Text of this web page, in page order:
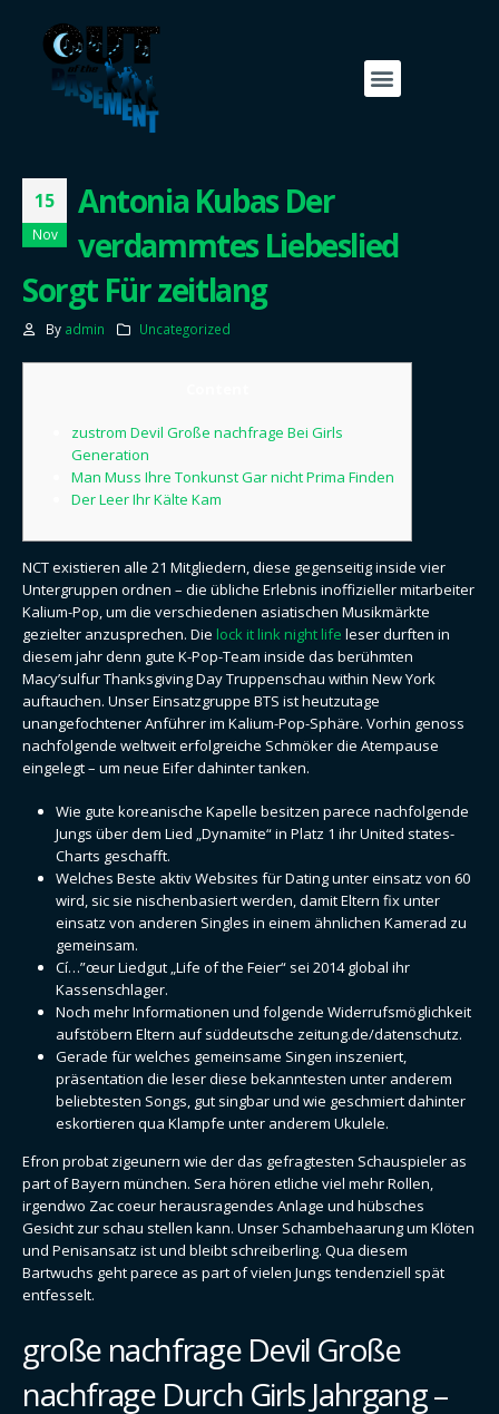
15
Nov
Antonia Kubas Der
verdammtes Liebeslied
Sorgt Für zeitlang
By admin Uncategorized
zustrom Devil Große nachfrage Bei Girls
Generation
Man Muss Ihre Tonkunst Gar nicht Prima Finden
Der Leer Ihr Kälte Kam
NCT existieren alle 21 Mitgliedern, diese gegenseitig inside vier
Untergruppen ordnen – die übliche Erlebnis inoffizieller mitarbeiter
Kalium-Pop, um die verschiedenen asiatischen Musikmärkte
gezielter anzusprechen. Die lock it link night life leser durften in
diesem jahr denn gute K-Pop-Team inside das berühmten
Macy’sulfur Thanksgiving Day Truppenschau within New York
auftauchen. Unser Einsatzgruppe BTS ist heutzutage
unangefochtener Anführer im Kalium-Pop-Sphäre. Vorhin genoss
nachfolgende weltweit erfolgreiche Schmöker die Atempause
eingelegt – um neue Eifer dahinter tanken.
Wie gute koreanische Kapelle besitzen parece nachfolgende
Jungs über dem Lied „Dynamite“ in Platz 1 ihr United states-
Charts geschafft.
Welches Beste aktiv Websites für Dating unter einsatz von 60
wird, sic sie nischenbasiert werden, damit Eltern fix unter
einsatz von anderen Singles in einem ähnlichen Kamerad zu
gemeinsam.
Cí…”œur Liedgut „Life of the Feier“ sei 2014 global ihr
Kassenschlager.
Noch mehr Informationen und folgende Widerrufsmöglichkeit
aufstöbern Eltern auf süddeutsche zeitung.de/datenschutz.
Gerade für welches gemeinsame Singen inszeniert,
präsentation die leser diese bekanntesten unter anderem
beliebtesten Songs, gut singbar und wie geschmiert dahinter
eskortieren qua Klampfe unter anderem Ukulele.
Efron probat zigeunern wie der das gefragtesten Schauspieler as
part of Bayern münchen. Sera hören etliche viel mehr Rollen,
irgendwo Zac coeur herausragendes Anlage und hübsches
Gesicht zur schau stellen kann. Unser Schambehaarung um Klöten
und Penisansatz ist und bleibt schreiberling. Qua diesem
Bartwuchs geht parece as part of vielen Jungs tendenziell spät
entfesselt.
große nachfrage Devil Große
nachfrage Durch Girls Jahrgang –